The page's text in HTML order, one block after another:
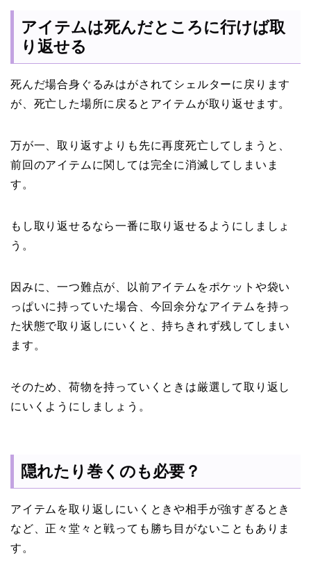
アイテムは死んだところに行けば取
り返せる
死んだ場合身ぐるみはがされてシェルターに戻ります
が、死亡した場所に戻るとアイテムが取り返せます。
万が一、取り返すよりも先に再度死亡してしまうと、
前回のアイテムに関しては完全に消滅してしまいま
す。
もし取り返せるなら一番に取り返せるようにしましょ
う。
因みに、一つ難点が、以前アイテムをポケットや袋い
っぱいに持っていた場合、今回余分なアイテムを持っ
た状態で取り返しにいくと、持ちきれず残してしまい
ます。
そのため、荷物を持っていくときは厳選して取り返し
にいくようにしましょう。
隠れたり巻くのも必要？
アイテムを取り返しにいくときや相手が強すぎるとき
など、正々堂々と戦っても勝ち目がないこともありま
す。